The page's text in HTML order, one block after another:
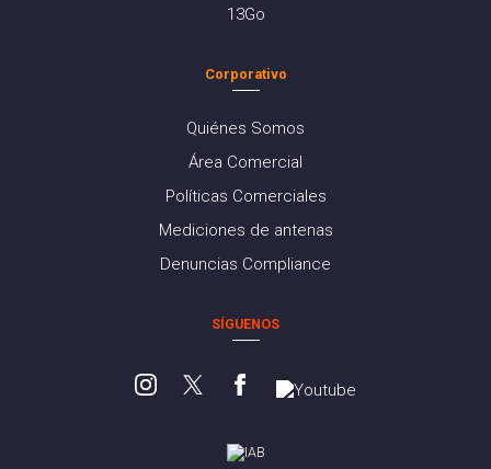
13Go
Corporativo
Quiénes Somos
Área Comercial
Políticas Comerciales
Mediciones de antenas
Denuncias Compliance
SÍGUENOS